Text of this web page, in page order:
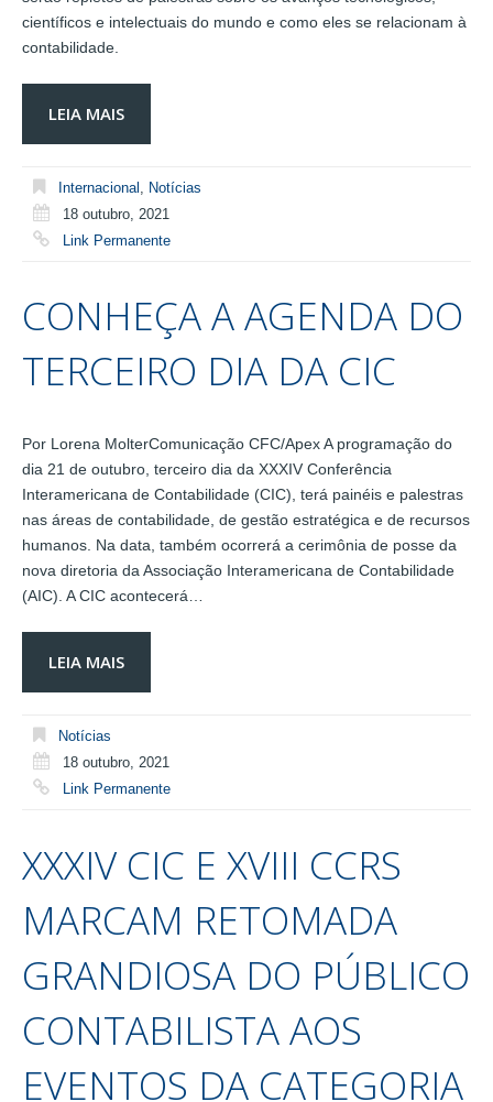
científicos e intelectuais do mundo e como eles se relacionam à
contabilidade.
LEIA MAIS
Internacional
Notícias
18 outubro, 2021
Link Permanente
CONHEÇA A AGENDA DO
TERCEIRO DIA DA CIC
Por Lorena MolterComunicação CFC/Apex A programação do
dia 21 de outubro, terceiro dia da XXXIV Conferência
Interamericana de Contabilidade (CIC), terá painéis e palestras
nas áreas de contabilidade, de gestão estratégica e de recursos
humanos. Na data, também ocorrerá a cerimônia de posse da
nova diretoria da Associação Interamericana de Contabilidade
(AIC). A CIC acontecerá…
LEIA MAIS
Notícias
18 outubro, 2021
Link Permanente
XXXIV CIC E XVIII CCRS
MARCAM RETOMADA
GRANDIOSA DO PÚBLICO
CONTABILISTA AOS
EVENTOS DA CATEGORIA